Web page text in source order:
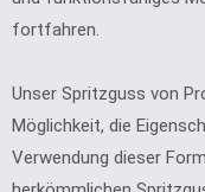
fortfahren.
Unser Spritzguss von
Möglichkeit, die
Verwendung dieser